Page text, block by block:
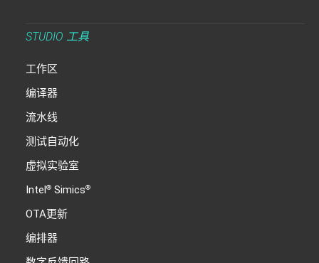
STUDIO 工具
工作区
编译器
流水线
测试自动化
虚拟实验室
Intel® Simics®
OTA更新
编排器